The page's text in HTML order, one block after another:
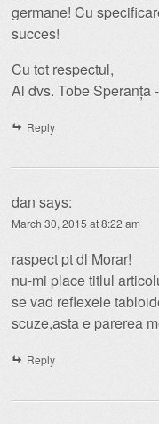
germane! Cu
succes!
Cu tot respectul,
Al dvs. Tobe Speranța
Reply
dan says:
March 30, 2015 at 8:22 am
raspect pt dl Morar!
nu-mi place titlul
se vad reflexele
scuze,asta e parerea
Reply